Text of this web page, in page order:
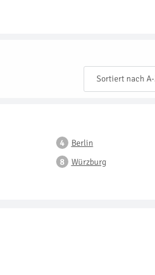
Sortiert nach
Berlin
Würzburg